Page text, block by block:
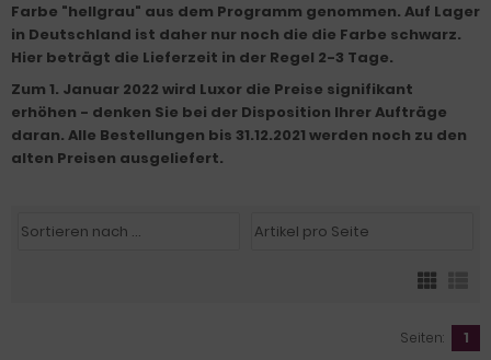
Farbe "hellgrau" aus dem Programm genommen. Auf Lager
in Deutschland ist daher nur noch die die Farbe schwarz.
Hier beträgt die Lieferzeit in der Regel 2-3 Tage.
Zum 1. Januar 2022 wird Luxor die Preise signifikant
erhöhen - denken Sie bei der Disposition Ihrer Aufträge
daran. Alle Bestellungen bis 31.12.2021 werden noch zu den
alten Preisen ausgeliefert.
Seiten: 1